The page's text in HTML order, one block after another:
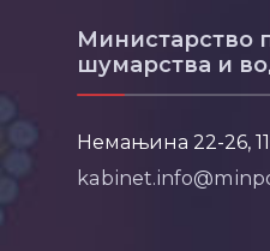
Министарство
шумарства и
Немањина 22-26,